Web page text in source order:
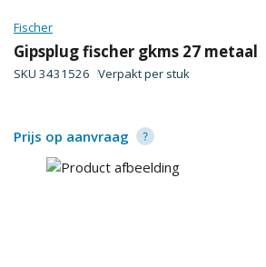
Fischer
Gipsplug fischer gkms 27 metaal
SKU 3431526 Verpakt per stuk
Prijs op aanvraag